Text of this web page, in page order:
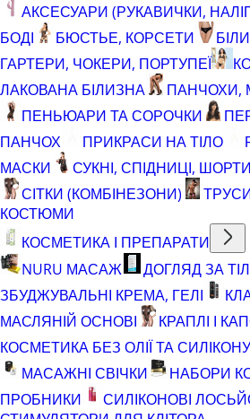
АКСЕСУАРИ (РУКАВИЧКИ,
БОДІ
БЮСТЬЕ, КОРСЕТИ
ГАРТЕРИ, ЧОКЕРИ, ПОРТУПЕЇ
ЛАКОВАНА БІЛИЗНА
ПАНЧОХИ,
ПЕНЬЮАРИ ТА СОРОЧКИ
ПАНЧОХ
ПРИКРАСИ НА ТІЛО
МАСКИ
СУКНІ, СПІДНИЦІ,
СІТКИ (КОМБІНЕЗОНИ)
КОСТЮМИ
КОСМЕТИКА І ПРЕПАРАТИ
NURU МАСАЖ
ДОГЛЯД ЗА
ЗБУДЖУВАЛЬНІ КРЕМА, ГЕЛІ
МАСЛЯНІЙ ОСНОВІ
КРАПЛІ І
КОСМЕТИКА БЕЗ ОЛІЇ ТА СИЛІКОНУ
МАСАЖНІ СВІЧКИ
НАБОРИ
ПРОБНИКИ
СИЛІКОНОВІ